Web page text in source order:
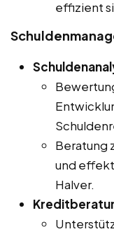
effizient
Beratung
und
Halver.